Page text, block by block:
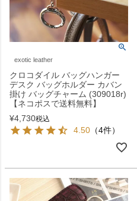
exotic leather
クロコダイル バッグハンガー
デスク バッグホルダー カバン
掛け バッグチャーム (309018r)
【ネコポスで送料無料】
¥4,730税込
4.50 （4件）